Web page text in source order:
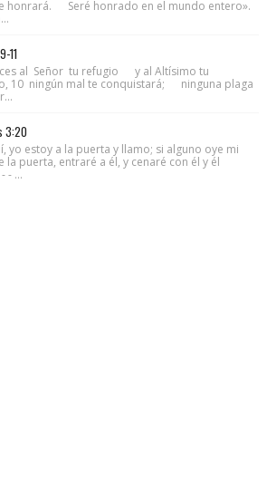
honrará. Seré honrado en el mundo entero».
11
al Señor tu refugio y al Altísimo tu
10 ningún mal te conquistará; ninguna plaga
3:20
yo estoy a la puerta y llamo; si alguno oye mi
la puerta, entraré a él, y cenaré con él y él
- ...